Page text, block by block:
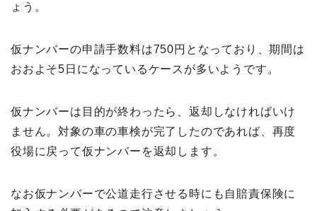
ょう。
仮ナンバーの申請手数料は750円となっており、期間は
おおよそ5日になっているケースが多いようです。
仮ナンバーは目的が終わったら、返却しなければいけ
ません。対象の車の車検が完了したのであれば、再度
役場に戻って仮ナンバーを返却します。
なお仮ナンバーで公道走行させる時にも自賠責保険に